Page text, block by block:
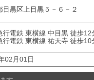
目黒区上目黒５－６－２
行電鉄 東横線 中目黒 徒歩12
行電鉄 東横線 祐天寺 徒歩10
02月01日